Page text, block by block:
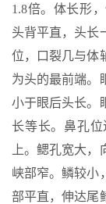
1.8倍。体长形
头背平直，头长
位，口裂几与体
为头的最前端。
小于眼后头长。
长等长。鼻孔
上。鳃孔宽大
峡部窄。鳞较小
部平直，伸达尾